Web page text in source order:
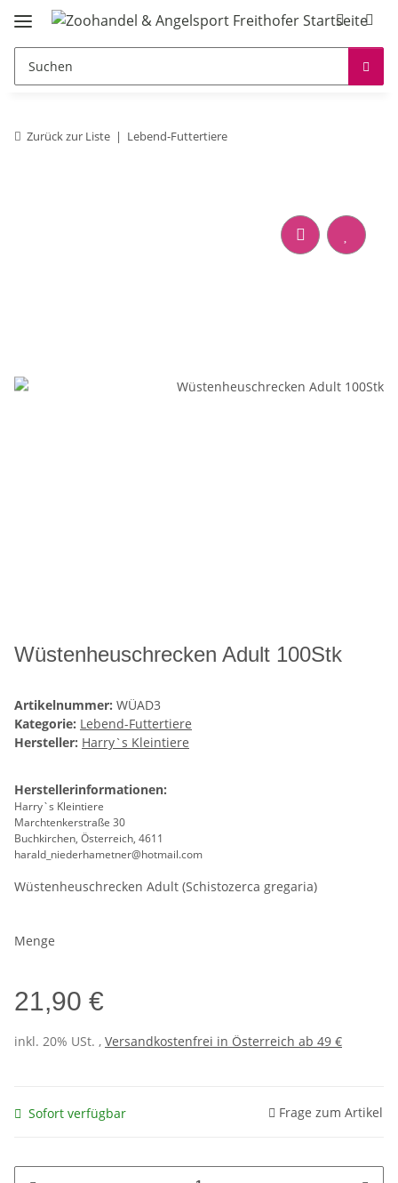
Zurück zur Liste Lebend-Futtertiere
Wüstenheuschrecken Adult 100Stk
Artikelnummer: WÜAD3
Kategorie: Lebend-Futtertiere
Hersteller: Harry`s Kleintiere
Herstellerinformationen:
Harry`s Kleintiere
Marchtenkerstraße 30
Buchkirchen, Österreich, 4611
harald_niederhametner@hotmail.com
Wüstenheuschrecken Adult (Schistozerca gregaria)
Menge
21,90 €
inkl. 20% USt. , Versandkostenfrei in Österreich ab 49 €
Sofort verfügbar Frage zum Artikel